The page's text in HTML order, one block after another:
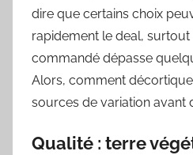
dire que certains choix
rapidement le deal,
commandé dépasse
Alors, comment
sources de variation avant
Qualité : terre